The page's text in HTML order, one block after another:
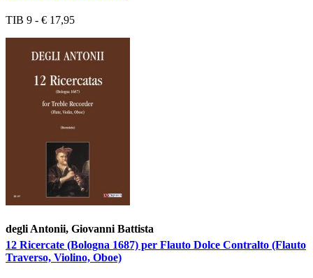
TIB 9 - € 17,95
degli Antonii, Giovanni Battista
12 Ricercate (Bologna 1687) per Flauto Dolce Contralto (Flauto
Traverso, Violino, Oboe)